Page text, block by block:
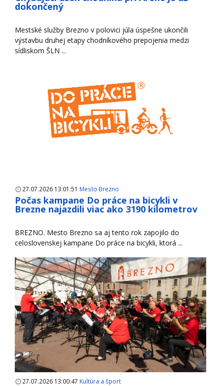
dokončený
Mestské služby Brezno v polovici júla úspešne ukončili
výstavbu druhej etapy chodníkového prepojenia medzi
sídliskom ŠLN ...
27.07.2026 13:01:51 Mesto Brezno
Počas kampane Do práce na bicykli v
Brezne najazdili viac ako 3190 kilometrov
BREZNO. Mesto Brezno sa aj tento rok zapojilo do
celoslovenskej kampane Do práce na bicykli, ktorá ...
27.07.2026 13:00:47 Kultúra a šport